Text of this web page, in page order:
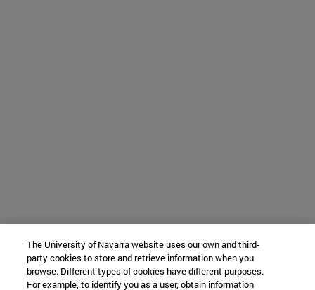
The University of Navarra website uses our own and third-
party cookies to store and retrieve information when you
browse. Different types of cookies have different purposes.
For example, to identify you as a user, obtain information